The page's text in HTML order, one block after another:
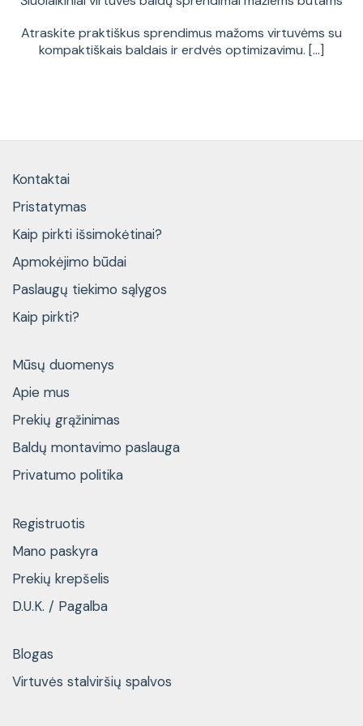
Atraskite praktiškus sprendimus mažoms virtuvėms su
kompaktiškais baldais ir erdvės optimizavimu. [...]
Kontaktai
Pristatymas
Kaip pirkti išsimokėtinai?
Apmokėjimo būdai
Paslaugų tiekimo sąlygos
Kaip pirkti?
Mūsų duomenys
Apie mus
Prekių grąžinimas
Baldų montavimo paslauga
Privatumo politika
Registruotis
Mano paskyra
Prekių krepšelis
D.U.K. / Pagalba
Blogas
Virtuvės stalviršių spalvos